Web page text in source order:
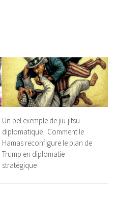
Un bel exemple de jiu-jitsu
diplomatique : Comment le
Hamas reconfigure le plan de
Trump en diplomatie
stratégique